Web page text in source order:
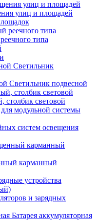
улиц и площадей
типа
Светильник
Светильник подвесной
столбик световой
модульной системы
систем освещения
карманный
устройства
и зарядных
Батарея аккумуляторная